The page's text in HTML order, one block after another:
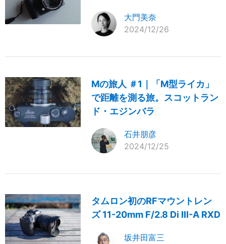
大門美奈
2024/12/26
Mの旅人 ＃1｜「M型ライカ」
で距離を測る旅。スコットラン
ド・エジンバラ
石井朋彦
2024/12/25
タムロン初のRFマウントレン
ズ 11-20mm F/2.8 Di III-A RXD
坂井田富三